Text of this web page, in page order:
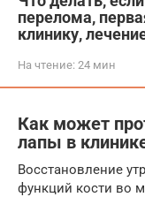
перелома,
клинику,
На чтение: 24 мин
Как может
лапы в
Восстановление
функций кости во